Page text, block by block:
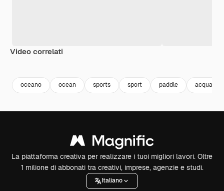
Video correlati
oceano ocean sports sport paddle acqua
La piattaforma creativa per realizzare i tuoi migliori lavori. Oltre
1 milione di abbonati tra creativi, imprese, agenzie e studi.
Italiano